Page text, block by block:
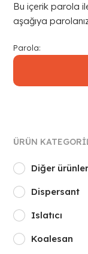
Bu içerik parola
aşağıya
Parola:
ÜRÜN
Diğer ürünler
Dispersant
Islatıcı
Koalesan